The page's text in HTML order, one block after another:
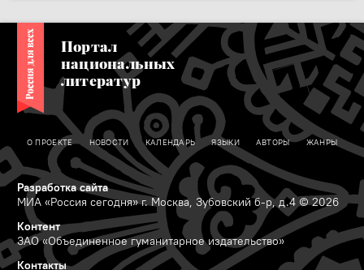
Портал
национальных
литератур
О ПРОЕКТЕ НОВОСТИ КАЛЕНДАРЬ ЯЗЫКИ АВТОРЫ ЖАНРЫ
Разработка сайта
МИА «Россия сегодня» г. Москва, Зубовский б-р, д.4 © 2026
Контент
ЗАО «Объединенное гуманитарное издательство»
Контакты